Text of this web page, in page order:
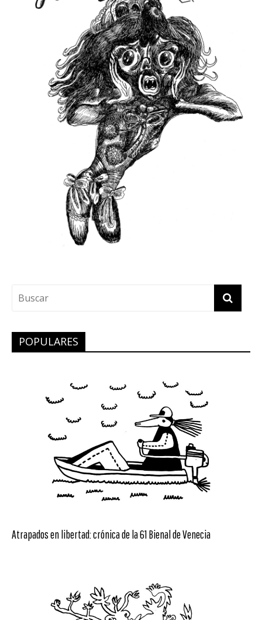
POPULARES
Atrapados en libertad: crónica de la 61 Bienal de Venecia